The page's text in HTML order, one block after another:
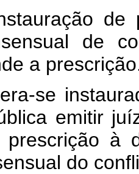
de
de
a
se
emitir
prescrição à
do